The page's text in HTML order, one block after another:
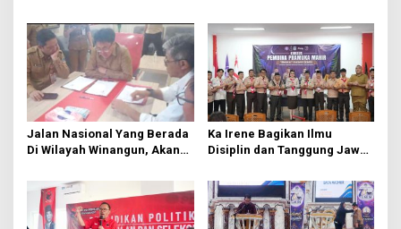
GMIM
Jalan Nasional Yang Berada
Di Wilayah Winangun, Akan
Ka Irene Bagikan Ilmu
Disiplin dan Tanggung Jawab
Manado